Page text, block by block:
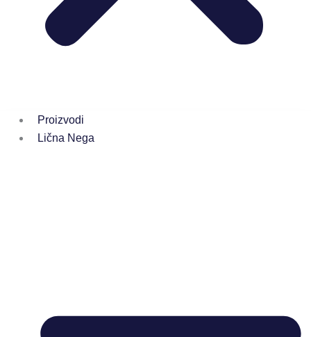
Proizvodi
Lična Nega